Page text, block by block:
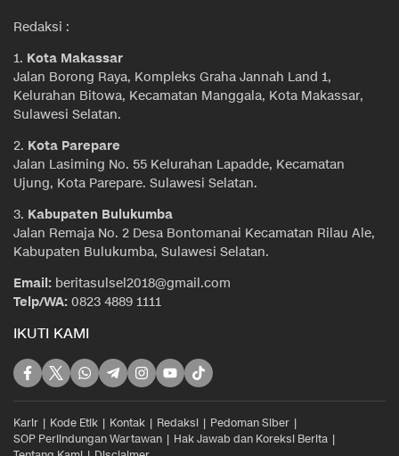
Redaksi :
1. Kota Makassar
Jalan Borong Raya, Kompleks Graha Jannah Land 1,
Kelurahan Bitowa, Kecamatan Manggala, Kota Makassar,
Sulawesi Selatan.
2. Kota Parepare
Jalan Lasiming No. 55 Kelurahan Lapadde, Kecamatan
Ujung, Kota Parepare. Sulawesi Selatan.
3. Kabupaten Bulukumba
Jalan Remaja No. 2 Desa Bontomanai Kecamatan Rilau Ale,
Kabupaten Bulukumba, Sulawesi Selatan.
Email: beritasulsel2018@gmail.com
Telp/WA: 0823 4889 1111
IKUTI KAMI
Karir Kode Etik Kontak Redaksi
Pedoman Siber
SOP Perlindungan Wartawan
Hak Jawab dan Koreksi Berita